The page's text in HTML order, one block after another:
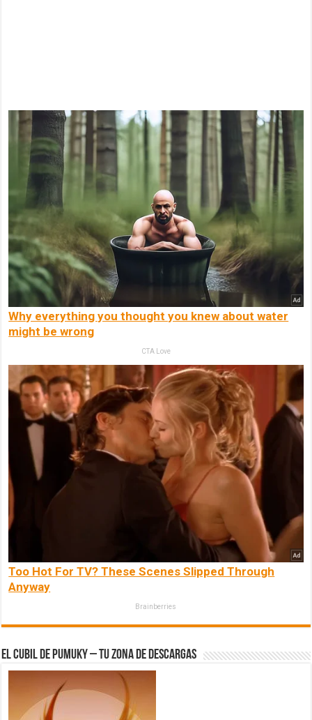
Why everything you thought you knew about water
might be wrong
CTA Love
Too Hot For TV? These Scenes Slipped Through
Anyway
Brainberries
El Cubil de Pumuky – Tu zona de Descargas